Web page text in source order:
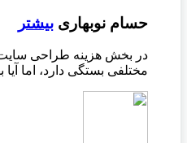
حسام نوبهاری بیشتر
در بخش هزینه طراحی
مختلفی بستگی دارد، اما آیا